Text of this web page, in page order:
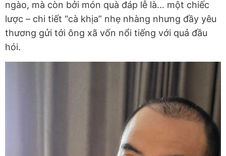
ngào, mà còn bởi món quà đáp lễ là… một chiếc
lược – chi tiết “cà khịa” nhẹ nhàng nhưng đầy yêu
thương gửi tới ông xã vốn nổi tiếng với quả đầu
hói.